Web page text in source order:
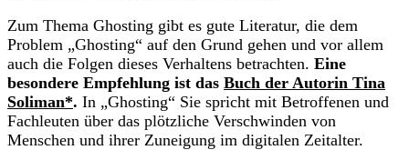
Zum Thema Ghosting gibt es gute Literatur, die dem
Problem „Ghosting“ auf den Grund gehen und vor allem
auch die Folgen dieses Verhaltens betrachten. Eine
besondere Empfehlung ist das Buch der Autorin Tina
Soliman*. In „Ghosting“ Sie spricht mit Betroffenen und
Fachleuten über das plötzliche Verschwinden von
Menschen und ihrer Zuneigung im digitalen Zeitalter.